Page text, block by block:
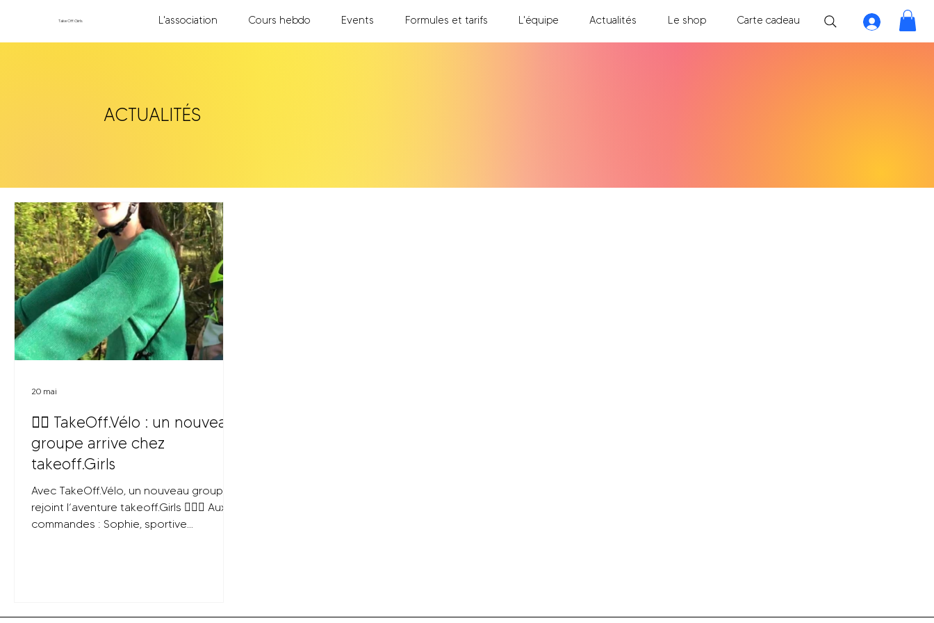
TakeOff.Girls L'association Cours hebdo Events Formules et tarifs L'équipe Actualités Le shop Carte cadeau
ACTUALITÉS
🚴‍♀️ TakeOff.Vélo : un nouveau
groupe arrive chez
takeoff.Girls
Avec TakeOff.Vélo, un nouveau groupe
rejoint l’aventure takeoff.Girls 🚴‍♀️✨ Aux
commandes : Sophie, sportive
20 mai